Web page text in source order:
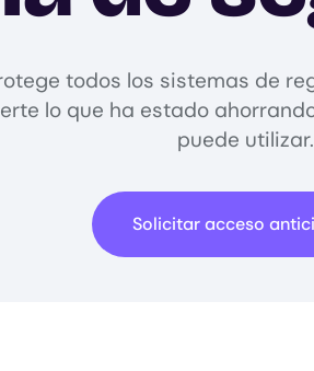
todos los sistemas de
lo que ha estado
puede utilizar.
Solicitar acceso